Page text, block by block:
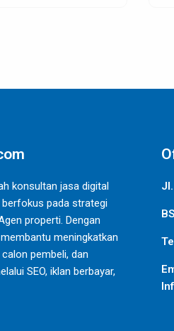
konsultan jasa digital
pada strategi
properti. Dengan
meningkatkan
pembeli, dan
SEO, iklan berbayar,